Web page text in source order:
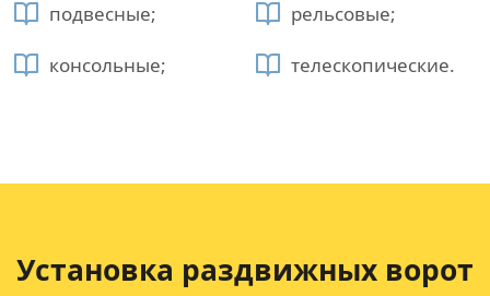
подвесные;
консольные;
рельсовые;
телескопические.
Установка раздвижных ворот